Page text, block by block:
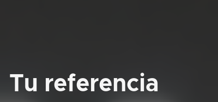
Tu referencia